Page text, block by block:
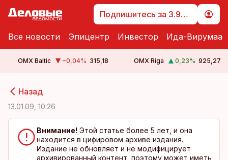
Подпишитесь за 3.99 €
Все новости Эпицентр Инвестор Ида-Вирумаа
OMX Baltic −0,04% 315,18 OMX Riga 0,23% 925,27
Назад
13.01.09, 10:26
Внимание! Этой статье более 5 лет, и она
находится в цифировом архиве издания.
Издание не обновляет и не модифицирует
архивированный контент, поэтому может иметь